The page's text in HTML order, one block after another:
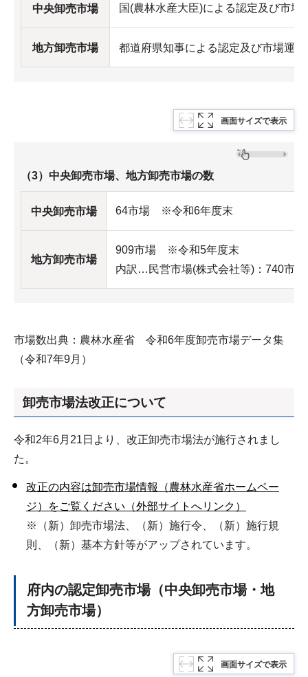
中央卸売市場 国(農林水産大臣)による認定及び市場
地方卸売市場 都道府県知事による認定及び市場運
画面サイズで表示
（3）中央卸売市場、地方卸売市場の数
中央卸売市場 64市場 ※令和6年度末
地方卸売市場
909市場 ※令和5年度末
内訳…民営市場(株式会社等)：740市
市場数出典：農林水産省 令和6年度卸売市場データ集
（令和7年9月）
卸売市場法改正について
令和2年6月21日より、改正卸売市場法が施行されまし
た。
改正の内容は卸売市場情報（農林水産省ホームペー
ジ）をご覧ください（外部サイトへリンク）
※（新）卸売市場法、（新）施行令、（新）施行規
則、（新）基本方針等がアップされています。
府内の認定卸売市場（中央卸売市場・地
方卸売市場）
画面サイズで表示